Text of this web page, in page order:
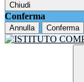
Chiudi
Conferma
Annulla Conferma